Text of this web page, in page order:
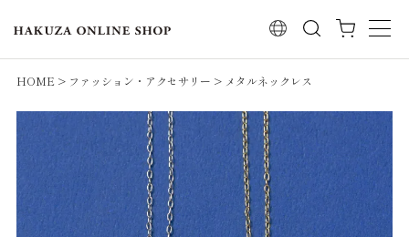
検索
HOME ファッション・アクセサリー メタルネックレス